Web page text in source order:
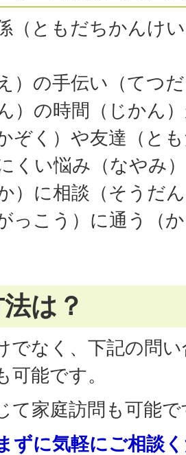
（ともだちかんけ
）の手伝い（てつ
）の時間（じかん
ぞく）や友達（と
くい悩み（なやみ
）に相談（そうだ
っこう）に通う（
は？
でなく、下記の問
可能です。
て家庭訪問も可能
ずに気軽にご相談